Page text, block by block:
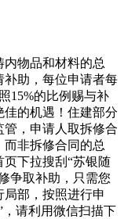
物品和材料的总
补助，每位申请者每
15%的比例赐与补
佳的机遇！住建部分
，申请人取拆修合
而非拆修合同的总
下拉搜刮“苏银随
争取补助，只需您
部，按照进行申
请利用微信扫描下